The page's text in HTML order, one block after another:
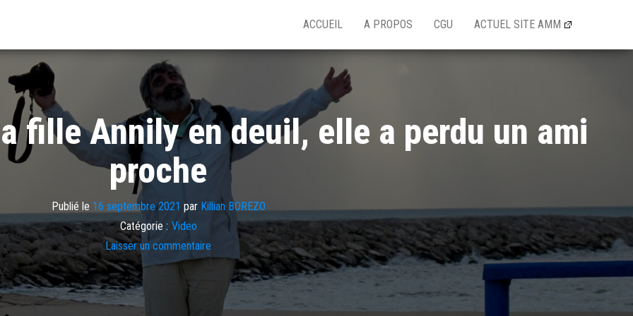
ACCUEIL A PROPOS CGU ACTUEL SITE AMM
fille Annily en deuil, elle a perdu un ami
proche
Publié le 16 septembre 2021 par Killian BOREZO
Catégorie : Video
Laisser un commentaire